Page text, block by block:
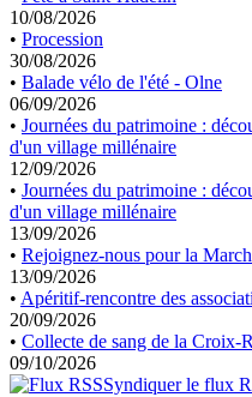
10/08/2026
• Procession
30/08/2026
• Balade vélo de l'été - Olne
06/09/2026
• Journées du patrimoine :
d'un village millénaire
12/09/2026
• Journées du patrimoine :
d'un village millénaire
13/09/2026
• Rejoignez-nous pour la
13/09/2026
• Apéritif-rencontre des
20/09/2026
• Collecte de sang de la Croix-
09/10/2026
Syndiquer le flux